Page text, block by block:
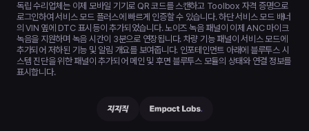
독립 수리업체는 이제 모바일 기기로 QR 코드를 스캔하고 Toolbox 자격 증명으로
로그인하여 서비스 모드 플러스에 빠르게 인증할 수 있습니다. 하단 서비스 모드 배너
의 VIN 옆에 DTC 표시등이 추가되었습니다. 노이즈 녹음 패널이 이제 ANC 마이크
녹음을 지원하며 녹음 시간이 3분으로 연장됩니다. 차량 기능 패널이 서비스 모드에
추가되어 저하된 기능 및 알림 개요를 보여줍니다. 인포테인먼트 아래에 블루투스 시
스템 진단을 위한 패널이 추가되어 메인 및 후면 블루투스 모듈의 상태와 연결 정보를
표시합니다.